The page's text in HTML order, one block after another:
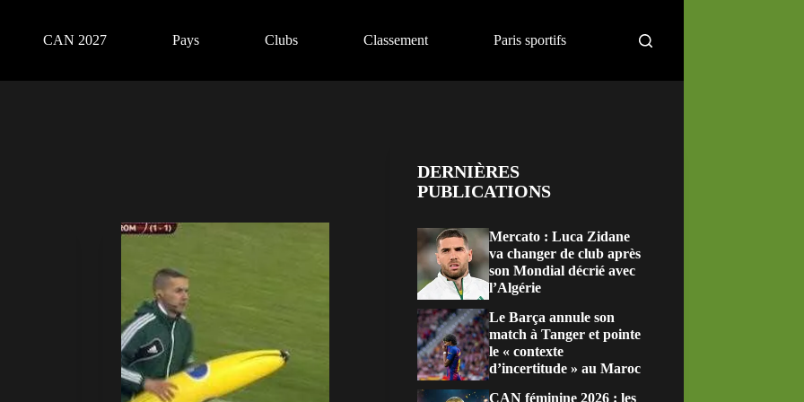
CAN 2027 Pays Clubs Classement Paris sportifs
DERNIÈRES
PUBLICATIONS
Mercato : Luca Zidane
va changer de club après
son Mondial décrié avec
l’Algérie
Le Barça annule son
match à Tanger et pointe
le « contexte
d’incertitude » au Maroc
CAN féminine 2026 : les